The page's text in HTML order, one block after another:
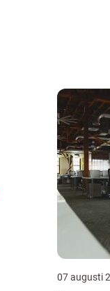
07 augusti